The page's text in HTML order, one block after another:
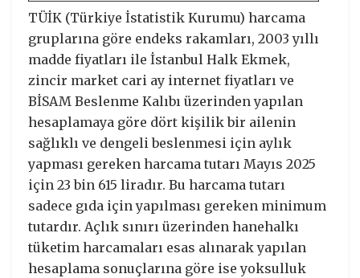
TÜİK (Türkiye İstatistik Kurumu) harcama
gruplarına göre endeks rakamları, 2003 yıllı
madde fiyatları ile İstanbul Halk Ekmek,
zincir market cari ay internet fiyatları ve
BİSAM Beslenme Kalıbı üzerinden yapılan
hesaplamaya göre dört kişilik bir ailenin
sağlıklı ve dengeli beslenmesi için aylık
yapması gereken harcama tutarı Mayıs 2025
için 23 bin 615 liradır. Bu harcama tutarı
sadece gıda için yapılması gereken minimum
tutardır. Açlık sınırı üzerinden hanehalkı
tüketim harcamaları esas alınarak yapılan
hesaplama sonuçlarına göre ise yoksulluk